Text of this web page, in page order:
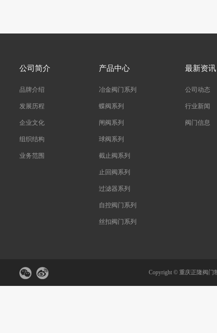
公司简介
品牌介绍
发展历程
企业文化
组织结构
业务范围
产品中心
冶金阀门系列
蝶阀系列
闸阀系列
球阀系列
截止阀系列
止回阀系列
过滤器系列
自控阀门系列
丝扣阀门系列
最新资讯
公司动态
行业新闻
阀门信息
Copyright © 重庆正隆阀门